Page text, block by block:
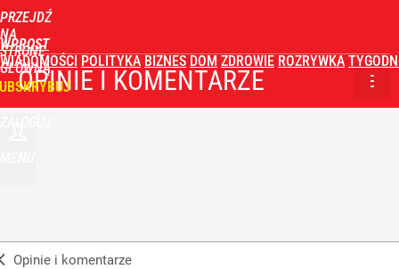
PRZEJDŹ
NA
STRONĘ
GŁÓWNĄ
WPROST
WIADOMOŚCI POLITYKA BIZNES DOM ZDROWIE ROZRYWKA
OPINIE I KOMENTARZE
Opinie i komentarze